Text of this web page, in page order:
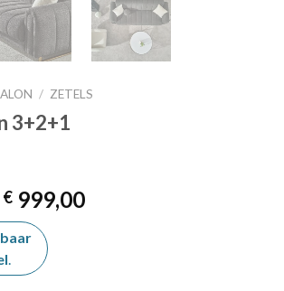
/ ZETELS
3+2+1
Oorspronkelijke
prijs
was:
€ 1.699,00.
€ 999,00Huidige
.